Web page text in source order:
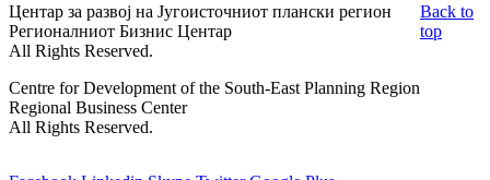
Центар за развој на Југоисточниот плански регион
Регионалниот Бизнис Центар
All Rights Reserved.
Centre for Development of the South-East Planning Region
Regional Business Center
All Rights Reserved.
Back to
top